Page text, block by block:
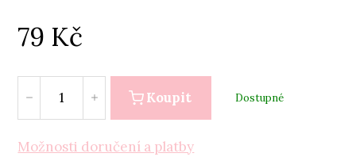
79 Kč
Koupit Dostupné
Možnosti doručení a platby